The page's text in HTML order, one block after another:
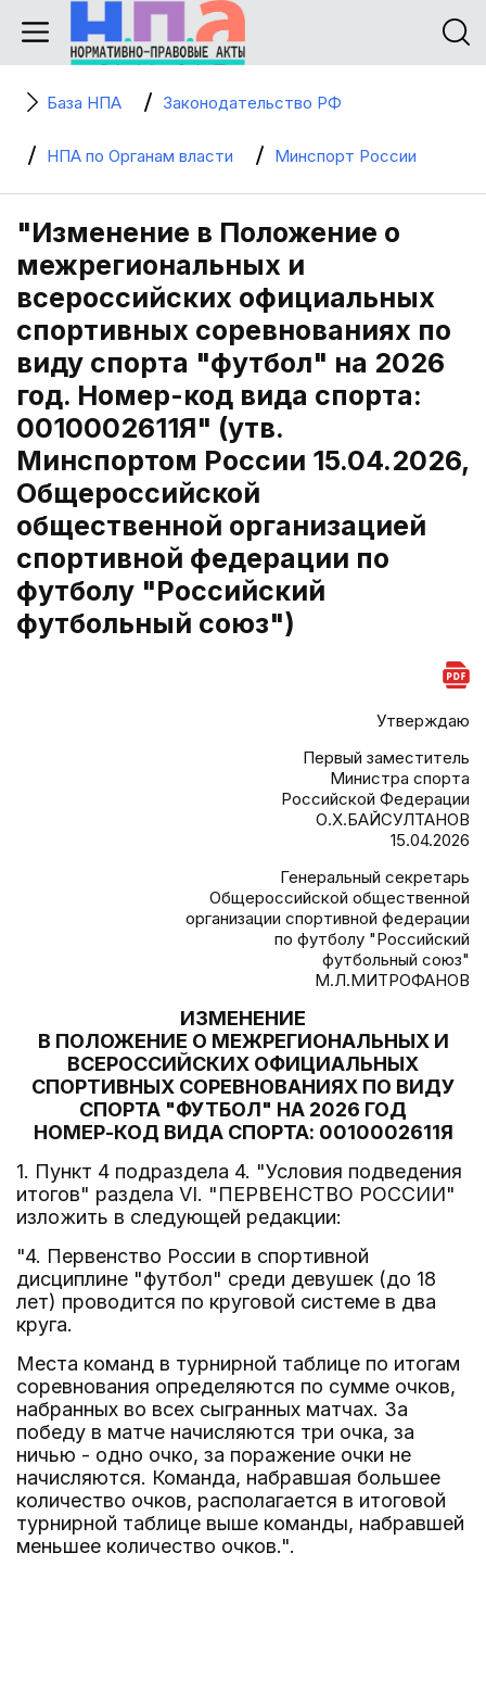
База НПА Законодательство РФ
НПА по Органам власти Минспорт России
"Изменение в Положение о
межрегиональных и
всероссийских официальных
спортивных соревнованиях по
виду спорта "футбол" на 2026
год. Номер-код вида спорта:
0010002611Я" (утв.
Минспортом России 15.04.2026,
Общероссийской
общественной организацией
спортивной федерации по
футболу "Российский
футбольный союз")
Утверждаю
Первый заместитель
Министра спорта
Российской Федерации
О.Х.БАЙСУЛТАНОВ
15.04.2026
Генеральный секретарь
Общероссийской общественной
организации спортивной федерации
по футболу "Российский
футбольный союз"
М.Л.МИТРОФАНОВ
ИЗМЕНЕНИЕ
В ПОЛОЖЕНИЕ О МЕЖРЕГИОНАЛЬНЫХ И
ВСЕРОССИЙСКИХ ОФИЦИАЛЬНЫХ
СПОРТИВНЫХ СОРЕВНОВАНИЯХ ПО ВИДУ
СПОРТА "ФУТБОЛ" НА 2026 ГОД
НОМЕР-КОД ВИДА СПОРТА: 0010002611Я
1. Пункт 4 подраздела 4. "Условия подведения
итогов" раздела VI. "ПЕРВЕНСТВО РОССИИ"
изложить в следующей редакции:
"4. Первенство России в спортивной
дисциплине "футбол" среди девушек (до 18
лет) проводится по круговой системе в два
круга.
Места команд в турнирной таблице по итогам
соревнования определяются по сумме очков,
набранных во всех сыгранных матчах. За
победу в матче начисляются три очка, за
ничью - одно очко, за поражение очки не
начисляются. Команда, набравшая большее
количество очков, располагается в итоговой
турнирной таблице выше команды, набравшей
меньшее количество очков.".